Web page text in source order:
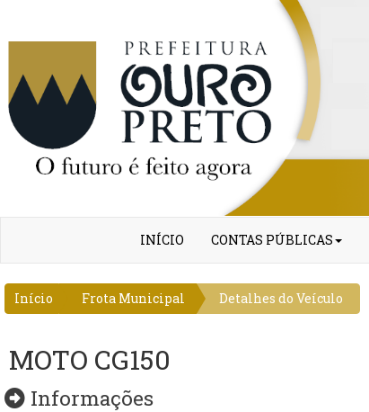
INÍCIO CONTAS PÚBLICAS
Início Frota Municipal Detalhes do Veículo
MOTO CG150
Informações